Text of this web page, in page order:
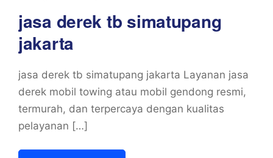
jasa derek tb simatupang
jakarta
jasa derek tb simatupang jakarta Layanan jasa
derek mobil towing atau mobil gendong resmi,
termurah, dan terpercaya dengan kualitas
pelayanan […]